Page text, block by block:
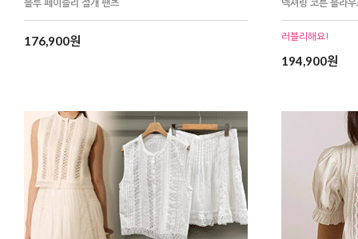
블루 페이즐리 절개 팬츠
176,900원
넥셔링 코튼 블라우
러블리해요!
194,900원